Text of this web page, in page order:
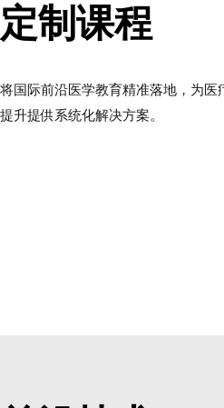
定制课程
将国际前沿医学教育精准落地，为医
提升提供系统化解决方案。